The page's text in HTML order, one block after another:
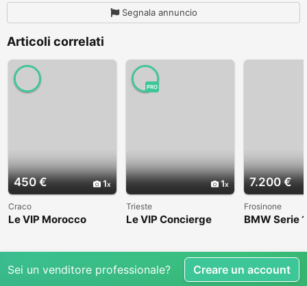
Segnala annuncio
Articoli correlati
450 € 1
Craco
Le VIP Morocco
1
PRO
Trieste
Le VIP Concierge
7.200 €
Frosinone
BMW Serie
Sei un venditore professionale? Creare un account